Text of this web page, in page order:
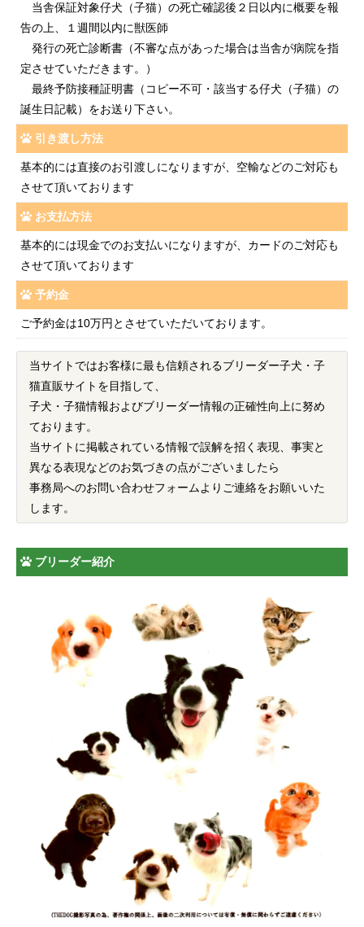
当舎保証対象仔犬（子猫）の死亡確認後２日以内に概要を報
告の上、１週間以内に獣医師
発行の死亡診断書（不審な点があった場合は当舎が病院を指
定させていただきます。）
最終予防接種証明書（コピー不可・該当する仔犬（子猫）の
誕生日記載）をお送り下さい。
引き渡し方法
基本的には直接のお引渡しになりますが、空輸などのご対応も
させて頂いております
お支払方法
基本的には現金でのお支払いになりますが、カードのご対応も
させて頂いております
予約金
ご予約金は10万円とさせていただいております。
当サイトではお客様に最も信頼されるブリーダー子犬・子
猫直販サイトを目指して、
子犬・子猫情報およびブリーダー情報の正確性向上に努め
ております。
当サイトに掲載されている情報で誤解を招く表現、事実と
異なる表現などのお気づきの点がございましたら
事務局へのお問い合わせフォームよりご連絡をお願いいた
します。
ブリーダー紹介